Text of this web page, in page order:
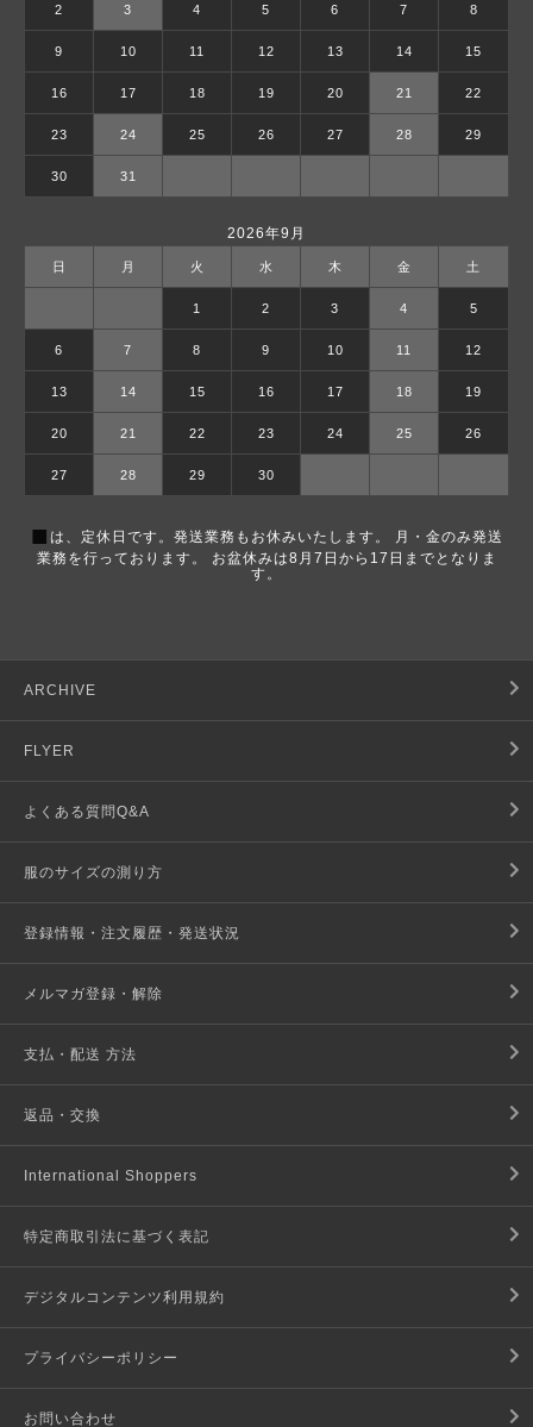
2 3 4 5 6 7 8
9 10 11 12 13 14 15
16 17 18 19 20 21 22
23 24 25 26 27 28 29
30 31
2026年9月
日 月 火 水 木 金 土
1 2 3 4 5
6 7 8 9 10 11 12
13 14 15 16 17 18 19
20 21 22 23 24 25 26
27 28 29 30
■ は、定休日です。発送業務もお休みいたします。 月・金のみ発送
業務を行っております。 お盆休みは8月7日から17日までとなりま
す。
ARCHIVE
FLYER
よくある質問Q&A
服のサイズの測り方
登録情報・注文履歴・発送状況
メルマガ登録・解除
支払・配送 方法
返品・交換
International Shoppers
特定商取引法に基づく表記
デジタルコンテンツ利用規約
プライバシーポリシー
お問い合わせ